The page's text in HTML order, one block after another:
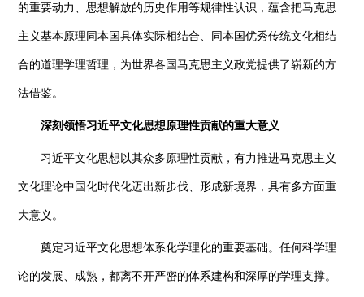
的重要动力、思想解放的历史作用等规律性认识，蕴含把马克思
主义基本原理同本国具体实际相结合、同本国优秀传统文化相结
合的道理学理哲理，为世界各国马克思主义政党提供了崭新的方
法借鉴。
深刻领悟习近平文化思想原理性贡献的重大意义
习近平文化思想以其众多原理性贡献，有力推进马克思主义
文化理论中国化时代化迈出新步伐、形成新境界，具有多方面重
大意义。
奠定习近平文化思想体系化学理化的重要基础。任何科学理
论的发展、成熟，都离不开严密的体系建构和深厚的学理支撑。